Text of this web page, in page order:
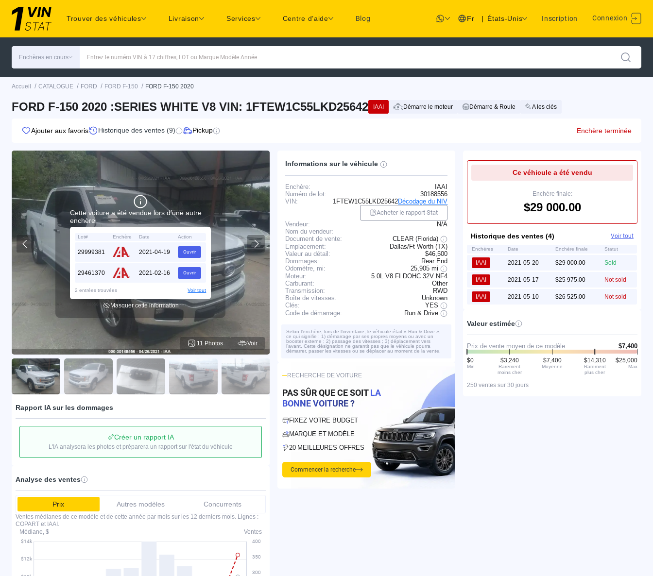
Trouver des véhicules Livraison Services Centre d’aide Blog Fr | États-Unis Inscription Connexion
Enchères en cours Entrez le numéro VIN à 17 chiffres, LOT ou Marque Modèle Année
Accueil / CATALOGUE / FORD / FORD F-150 / FORD F-150 2020
FORD F-150 2020 :SERIES WHITE V8 VIN: 1FTEW1C55LKD25642 IAAI Démarre le moteur Démarre & Roule A les clés
Ajouter aux favoris Historique des ventes (9) Pickup Enchère terminée
11 Photos Voir
Cette voiture a été vendue lors d’une autre
enchère
Lot# Enchère Date Action
29999381 2021-04-19 Ouvrir
29461370 2021-02-16 Ouvrir
2 entrées trouvées Voir tout
Masquer cette information
Rapport IA sur les dommages
Créer un rapport IA
L'IA analysera les photos et préparera un rapport sur l'état du véhicule
Analyse des ventes
Prix Autres modèles Concurrents
Ventes médianes de ce modèle et de cette année par mois sur les 12 derniers mois. Lignes :
COPART et IAAI.
Médiane, $
Ventes
Informations sur le véhicule
Enchère:
IAAI
Numéro de lot:
30188556
VIN:
1FTEW1C55LKD25642Décodage du NIV
Acheter le rapport Stat
Vendeur:
N/A
Nom du vendeur:
Document de vente:
CLEAR (Florida)
Emplacement:
Dallas/Ft Worth (TX)
Valeur au détail:
$46,500
Dommages:
Rear End
Odomètre, mi:
25,905 mi
Moteur:
5.0L V8 FI DOHC 32V NF4
Carburant:
Other
Transmission:
RWD
Boîte de vitesses:
Unknown
Clés:
YES
Code de démarrage:
Run & Drive
Selon l’enchère, lors de l’inventaire, le véhicule était « Run & Drive »,
ce qui signifie : 1) démarrage par ses propres moyens ou avec un
booster externe ; 2) passage des vitesses ; 3) déplacement vers
l’avant. Cette désignation ne garantit pas que le véhicule pourra
démarrer, passer les vitesses ou se déplacer au moment de la vente.
RECHERCHE DE VOITURE
PAS SÛR QUE CE SOITLA
BONNE VOITURE ?
FIXEZ VOTRE BUDGET
MARQUE ET MODÈLE
20 MEILLEURES OFFRES
Commencer la recherche
Ce véhicule a été vendu
Enchère finale:
$29 000.00
Historique des ventes (4) Voir tout
Enchères Date Enchère finale Statut
IAAI 2021-05-20 $29 000.00 Sold
IAAI 2021-05-17 $25 975.00 Not sold
IAAI 2021-05-10 $26 525.00 Not sold
Valeur estimée
Prix de vente moyen de ce modèle $7,400
$0
Min
$3,240
Rarement
moins cher
$7,400
Moyenne
$14,310
Rarement
plus cher
$25,000
Max
250 ventes sur 30 jours